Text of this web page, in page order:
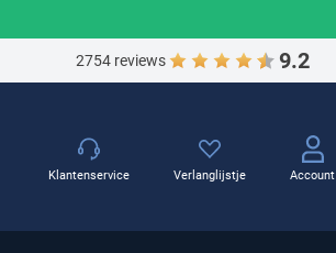
2754 reviews 9.2
Klantenservice Verlanglijstje Account